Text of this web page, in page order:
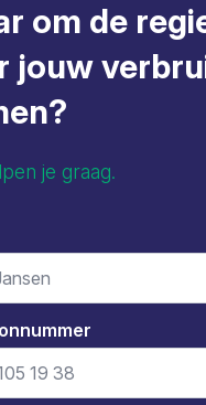
om de
jouw
je graag.